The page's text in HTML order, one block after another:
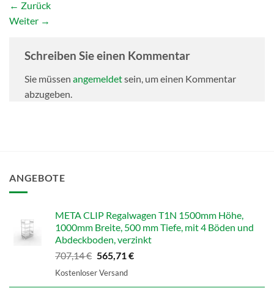
← Zurück
Weiter →
Schreiben Sie einen Kommentar
Sie müssen angemeldetsein, um einen Kommentar
abzugeben.
ANGEBOTE
META CLIP Regalwagen T1N 1500mm Höhe,
1000mm Breite, 500 mm Tiefe, mit 4 Böden und
Abdeckboden, verzinkt
707,14€ Ursprünglicher
Preis
565,71€Aktueller
Kostenloser Versand